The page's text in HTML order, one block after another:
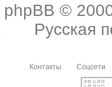
phpBB ©
Русская
Контакты Соцсети